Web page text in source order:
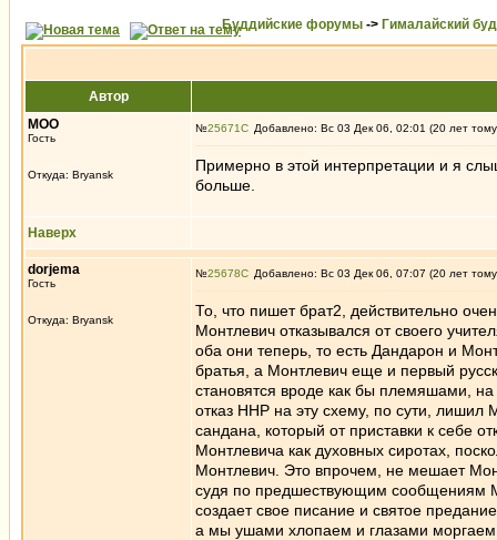
Буддийские форумы -> Гималайский
Автор
MOO
Гость
Откуда: Bryansk
№25671 Добавлено: Вс 03 Дек 06, 02:01 (20 лет
Примерно в этой интерпретации и я
больше.
Наверх
dorjema
Гость
Откуда: Bryansk
№25678 Добавлено: Вс 03 Дек 06, 07:07 (20 лет
То, что пишет брат2, действительно
Монтлевич отказывался от своего
оба они теперь, то есть Дандарон и
братья, а Монтлевич еще и первый
становятся вроде как бы племяшами,
отказ ННР на эту схему, по сути, лишил
сандана, который от приставки к себе
Монтлевича как духовных сиротах,
Монтлевич. Это впрочем, не мешает
судя по предшествующим сообщениям
создает свое писание и святое
а мы ушами хлопаем и глазами